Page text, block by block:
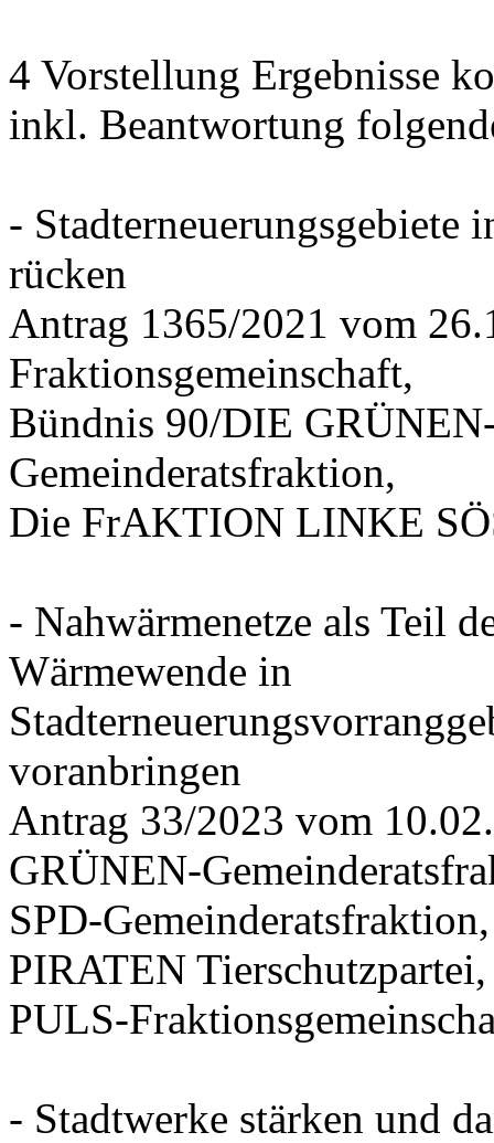
4 Vorstellung Ergebnisse
inkl. Beantwortung
- Stadterneuerungsgebiete
rücken
Antrag 1365/2021 vom
Fraktionsgemeinschaft,
Bündnis 90/DIE
Gemeinderatsfraktion,
Die FrAKTION LINKE
- Nahwärmenetze als Teil
Wärmewende in
voranbringen
Antrag 33/2023 vom
GRÜNEN-
SPD-
PIRATEN Tierschutzpartei,
PULS-
- Stadtwerke stärken und